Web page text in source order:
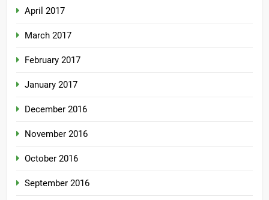
April 2017
March 2017
February 2017
January 2017
December 2016
November 2016
October 2016
September 2016